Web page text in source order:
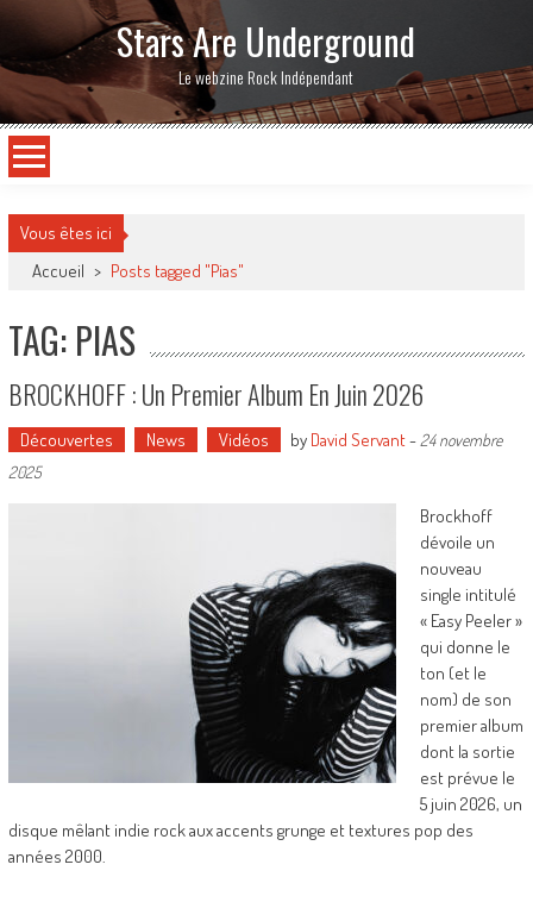
Stars Are Underground
Le webzine Rock Indépendant
Vous êtes ici
Accueil > Posts tagged "Pias"
TAG: PIAS
BROCKHOFF : Un Premier Album En Juin 2026
Découvertes News Vidéos by David Servant- 24 novembre
2025
Brockhoff
dévoile un
nouveau
single intitulé
« Easy Peeler »
qui donne le
ton (et le
nom) de son
premier album
dont la sortie
est prévue le
5 juin 2026, un
disque mêlant indie rock aux accents grunge et textures pop des
années 2000.